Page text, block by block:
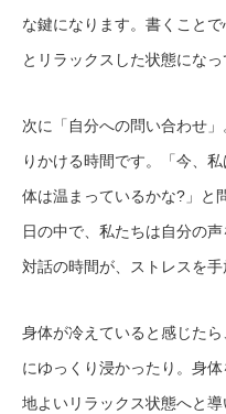
な鍵になります。書くこと
とリラックスした状態になっ
次に「自分への問い合わせ
りかける時間です。「今、
体は温まっているかな?」と
日の中で、私たちは自分の
対話の時間が、ストレスを手
身体が冷えていると感じた
にゆっくり浸かったり。身
地よいリラックス状態へと